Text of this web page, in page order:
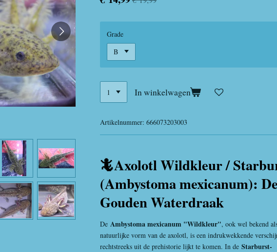
Grade
In winkelwagen
Artikelnummer: 666073203003
🦎Axolotl Wildkleur /
(Ambystoma mexicanum): De
Gouden Waterdraak
De Ambystoma mexicanum "Wildkleur", ook wel bekend
natuurlijke vorm van de axolotl, is een indrukwekkende
rechtstreeks uit de prehistorie lijkt te komen. In de Starburst-